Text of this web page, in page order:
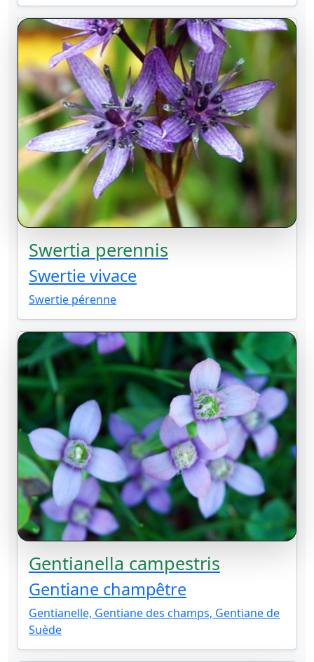
Swertia perennis
Swertie vivace
Swertie pérenne
Gentianella campestris
Gentiane champêtre
Gentianelle, Gentiane des champs, Gentiane de
Suède